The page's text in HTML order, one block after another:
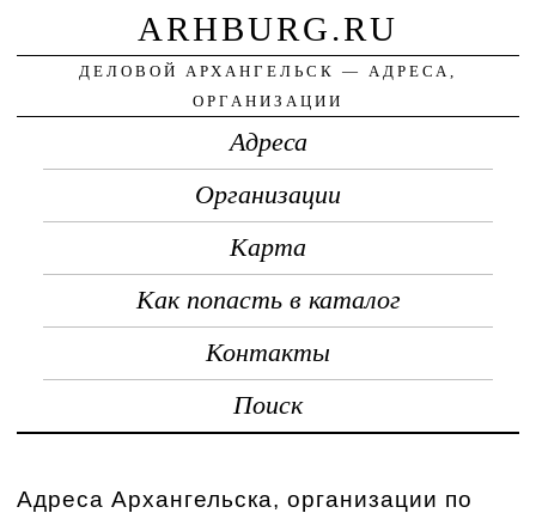
ARHBURG.RU
ДЕЛОВОЙ АРХАНГЕЛЬСК — АДРЕСА,
ОРГАНИЗАЦИИ
Адреса
Организации
Карта
Как попасть в каталог
Контакты
Поиск
Адреса Архангельска, организации по